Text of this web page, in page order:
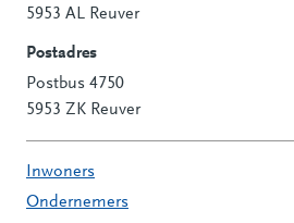
Contactinformatie
5953 AL Reuver
Postadres
Postbus 4750
5953 ZK Reuver
Inwoners
Ondernemers